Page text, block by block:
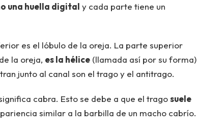
una huella digital y cada parte tiene un
es el lóbulo de la oreja. La parte superior
la oreja, es la hélice(llamada así por su forma)
junto al canal son el trago y el antitrago.
cabra. Esto se debe a que el tragosuele
similar a la barbilla de un macho cabrío.